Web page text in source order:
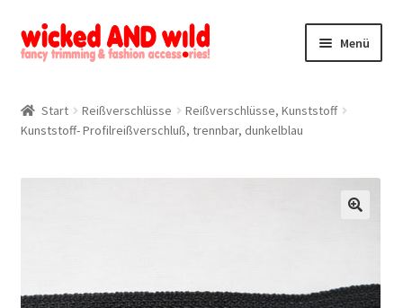
Zur
Navigation
Zum
Inhalt
Menü
Kategorien
Mein Konto
Start Reißverschlüsse
Reißverschlüsse, Kunststoff
Kunststoff- Profilreißverschluß, trennbar, dunkelblau